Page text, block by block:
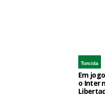
Torcida
Em
o Inter